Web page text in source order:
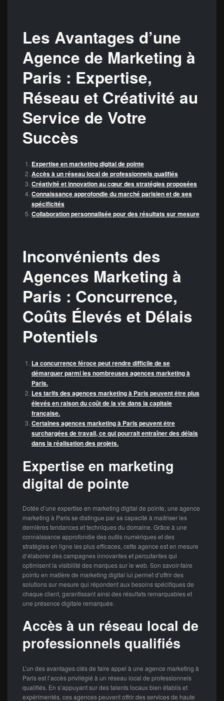
Les Avantages d’une
Agence de Marketing à
Paris : Expertise,
Réseau et Créativité au
Service de Votre
Succès
Expertise en marketing digital de pointe
Accès à un réseau local de professionnels qualifiés
Créativité et innovation au cœur des stratégies proposées
Connaissance approfondie du marché parisien et de ses
spécificités
Collaboration personnalisée pour des résultats sur mesure
Inconvénients des
Agences Marketing à
Paris : Concurrence,
Coûts Élevés et Délais
Potentiels
La concurrence féroce peut rendre difficile de se
démarquer parmi les nombreuses agences marketing à
Paris.
Les tarifs des agences marketing à Paris peuvent être plus
élevés en raison du coût de la vie dans la capitale
française.
Certaines agences marketing à Paris peuvent être
surchargées de travail, ce qui pourrait entraîner des délais
dans la réalisation des projets.
Expertise en marketing
digital de pointe
Dotée d’une expertise en marketing digital de pointe, une agence
marketing à Paris se distingue par sa capacité à maîtriser les
dernières tendances et techniques du domaine. Grâce à une
connaissance approfondie des outils numériques et des
stratégies en ligne les plus efficaces, cette agence est en mesure
d’élaborer des campagnes innovantes et percutantes qui
optimisent la visibilité des marques sur le web. Son savoir-faire
pointu en matière de marketing digital lui permet d’offrir des
solutions sur mesure qui répondent aux besoins spécifiques de
chaque client, garantissant ainsi des résultats remarquables et
une présence digitale remarquée.
Accès à un réseau local de
professionnels qualifiés
L’un des avantages clés de faire appel à une agence marketing à
Paris est l’accès privilégié à un réseau local de professionnels
qualifiés. En s’appuyant sur des talents locaux bien établis et
expérimentés, ces agences peuvent offrir des services de haute